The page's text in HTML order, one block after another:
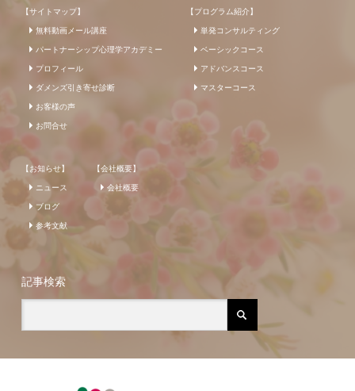
【サイトマップ】
無料動画メール講座
パートナーシップ心理学アカデミー
プロフィール
ダメンズ引き寄せ診断
お客様の声
お問合せ
【プログラム紹介】
単発コンサルティング
ベーシックコース
アドバンスコース
マスターコース
【お知らせ】
ニュース
ブログ
参考文献
【会社概要】
会社概要
記事検索